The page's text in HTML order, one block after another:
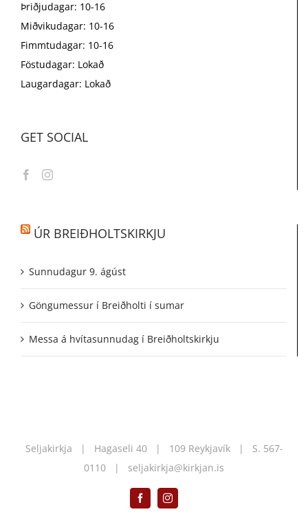
Þriðjudagar: 10-16
Miðvikudagar: 10-16
Fimmtudagar: 10-16
Föstudagar: Lokað
Laugardagar: Lokað
GET SOCIAL
ÚR BREIÐHOLTSKIRKJU
Sunnudagur 9. ágúst
Göngumessur í Breiðholti í sumar
Messa á hvítasunnudag í Breiðholtskirkju
Seljakirkja | Hagaseli 40 | 109 Reykjavík | S. 567-
0110 | seljakirkja@kirkjan.is
FacebookInstagram